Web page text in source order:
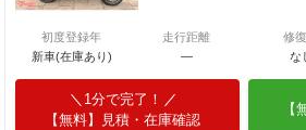
初度登録年
新車(在庫あり)
走行距離
―
修
な
1分で完了！
【無料】見積・在庫確認